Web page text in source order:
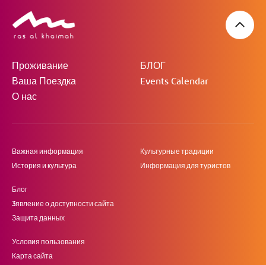
Проживание
Ваша Поездка
О нас
БЛОГ
Events Calendar
Важная информация
История и культура
Культурные традиции
Информация для туристов
Блог
3явление о доступности сайта
Защита данных
Условия пользования
Карта сайта